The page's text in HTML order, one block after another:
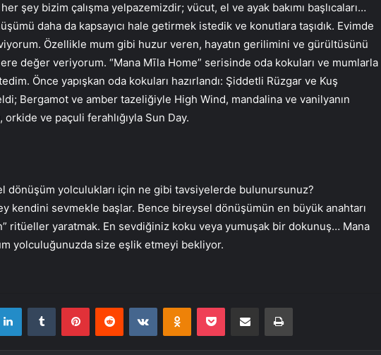
şey bizim çalışma yelpazemizdir; vücut, el ve ayak bakımı başlıcaları…
daha da kapsayıcı hale getirmek istedik ve konutlara taşıdık. Evimde
Özellikle mum gibi huzur veren, hayatın gerilimini ve gürültüsünü
değer veriyorum. “Mana Mīla Home” serisinde oda kokuları ve mumlarla
Önce yapışkan oda kokuları hazırlandı: Şiddetli Rüzgar ve Kuş
Bergamot ve amber tazeliğiyle High Wind, mandalina ve vanilyanın
orkide ve paçuli ferahlığıyla Sun Day.
dönüşüm yolculukları için ne gibi tavsiyelerde bulunursunuz?
kendini sevmekle başlar. Bence bireysel dönüşümün en büyük anahtarı
ritüeller yaratmak. En sevdiğiniz koku veya yumuşak bir dokunuş… Mana
yolculuğunuzda size eşlik etmeyi bekliyor.
LinkedInTumblr PinterestReddit VKontakteOdnoklassniki
Pocket E-Posta ile paylaş Yazdır